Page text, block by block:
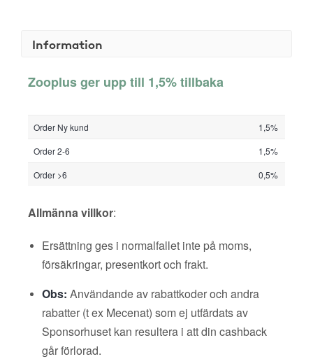
Information
Zooplus ger upp till 1,5% tillbaka
Order Ny kund
1,5%
Order 2-6
1,5%
Order >6
0,5%
Allmänna villkor:
Ersättning ges i normalfallet inte på moms,
försäkringar, presentkort och frakt.
Obs: Användande av rabattkoder och andra
rabatter (t ex Mecenat) som ej utfärdats av
Sponsorhuset kan resultera i att din cashback
går förlorad.